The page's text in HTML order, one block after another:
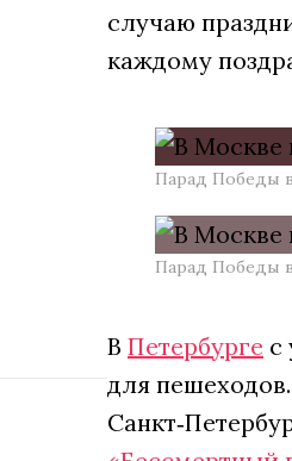
случаю
каждому
Парад Победы
Парад Победы
В Петербурге с
для